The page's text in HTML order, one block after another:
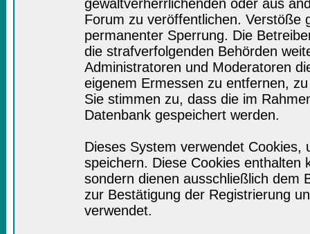
gewaltverherrlichenden oder aus
Forum zu veröffentlichen. Verstöße
permanenter Sperrung. Die
die strafverfolgenden Behörden
Administratoren und Moderatoren
eigenem Ermessen zu entfernen,
Sie stimmen zu, dass die im
Datenbank gespeichert werden.
Dieses System verwendet
speichern. Diese Cookies enthalten
sondern dienen ausschließlich dem
zur Bestätigung der Registrierung
verwendet.